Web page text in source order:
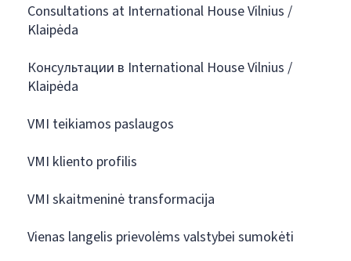
Consultations at International House Vilnius /
Klaipėda
Консультации в International House Vilnius /
Klaipėda
VMI teikiamos paslaugos
VMI kliento profilis
VMI skaitmeninė transformacija
Vienas langelis prievolėms valstybei sumokėti